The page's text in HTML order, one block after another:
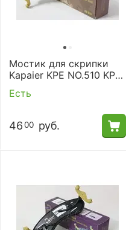
Мостик для скрипки
Kapaier KPE NO.510 KPE
Есть
4600 руб.